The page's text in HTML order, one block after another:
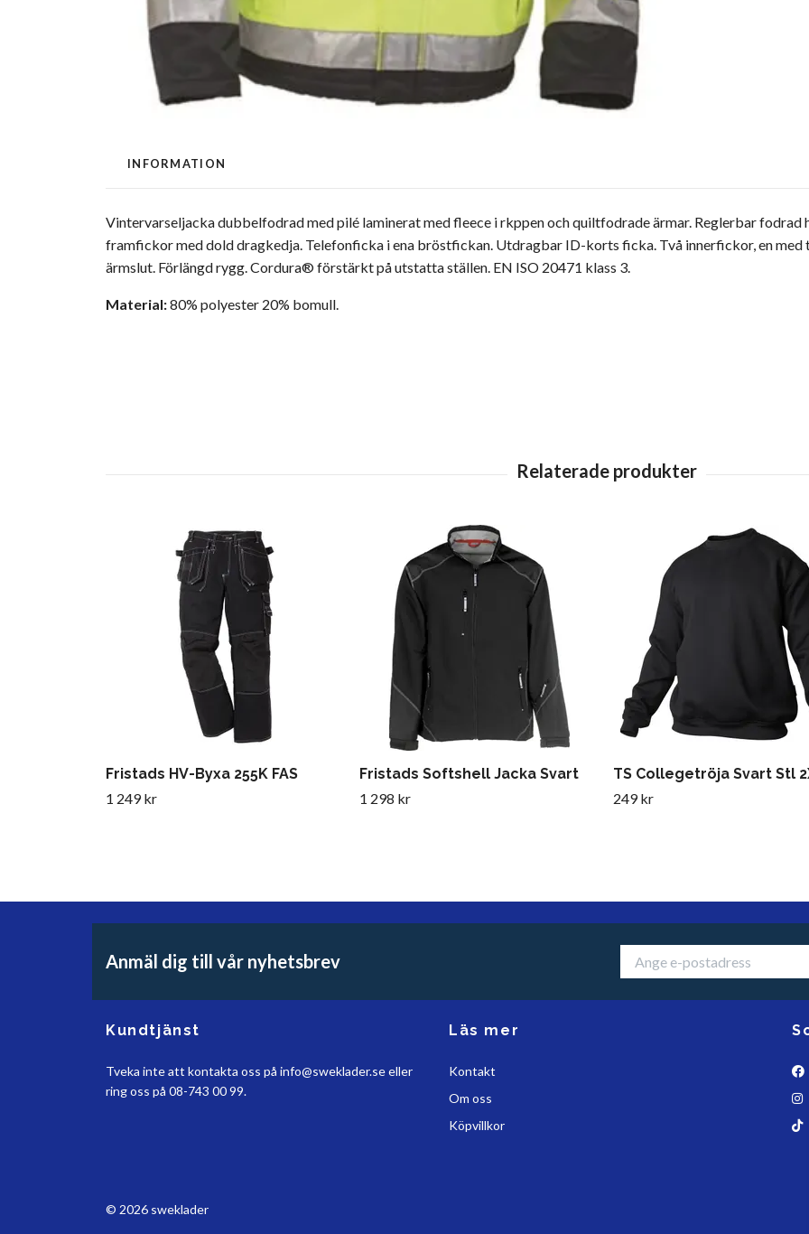
INFORMATION
Vintervarseljacka dubbelfodrad med pilé laminerat med fleece i rkppen och quiltfodrade ärmar. Reglerbar
framfickor med dold dragkedja. Telefonficka i ena bröstfickan. Utdragbar ID-korts ficka. Två innerfickor, en
ärmslut. Förlängd rygg. Cordura® förstärkt på utstatta ställen. EN ISO 20471 klass 3.
Material:80% polyester 20% bomull.
Fristads HV-Byxa 255K FAS
1 249 kr
Fristads Softshell Jacka Svart
1 298 kr
TS Collegetröja Svart Stl
249 kr
Anmäl dig till vår nyhetsbrev
Kundtjänst
Tveka inte att kontakta oss på info@sweklader.seeller
ring oss på 08-743 00 99.
Läs mer
Kontakt
Om oss
Köpvillkor
© 2026 sweklader